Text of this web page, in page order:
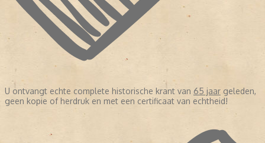
U ontvangt echte complete historische krant van 65 jaar geleden,
geen kopie of herdruk en met een certificaat van echtheid!